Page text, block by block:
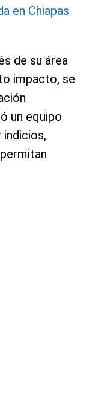
en Chiapas
de su área
impacto, se
un equipo